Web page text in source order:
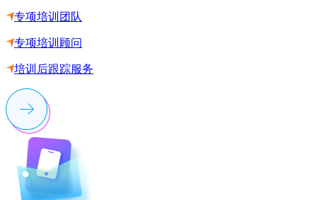
专项培训团队
专项培训顾问
培训后跟踪服务